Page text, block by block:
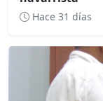
Hace 31 días